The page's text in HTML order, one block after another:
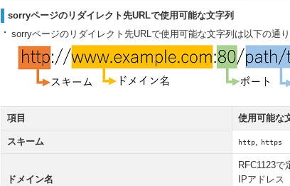
sorryページのリダイレクト先URLで使用可能な文字列
sorryページのリダイレクト先URLで使用可能な文字列は以下の通り
項目 使用可能な
スキーム http, https
ドメイン名
RFC1123で
IPアドレス